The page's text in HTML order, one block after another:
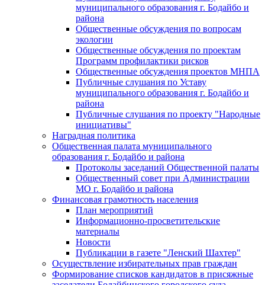
муниципального образования г. Бодайбо и
района
Общественные обсуждения по вопросам
экологии
Общественные обсуждения по проектам
Программ профилактики рисков
Общественные обсуждения проектов МНПА
Публичные слушания по Уставу
муниципального образования г. Бодайбо и
района
Публичные слушания по проекту "Народные
инициативы"
Наградная политика
Общественная палата муниципального
образования г. Бодайбо и района
Протоколы заседаний Общественной палаты
Общественный совет при Администрации
МО г. Бодайбо и района
Финансовая грамотность населения
План мероприятий
Информационно-просветительские
материалы
Новости
Публикации в газете "Ленский Шахтер"
Осуществление избирательных прав граждан
Формирование списков кандидатов в присяжные